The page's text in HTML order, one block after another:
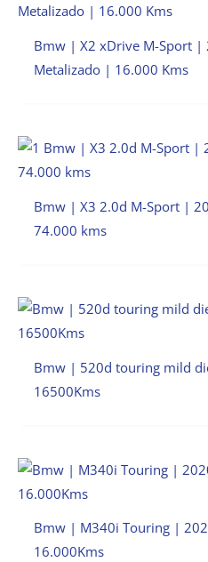
Bmw | X2 xDrive M-Sport |
Metalizado | 16.000 Kms
Bmw | X3 2.0d M-Sport |
74.000 kms
Bmw | 520d touring mild
16500Kms
Bmw | M340i Touring |
16.000Kms